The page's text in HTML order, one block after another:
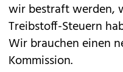
wir bestraft werden,
Treibstoff-Steuern
Wir brauchen einen
Kommission.